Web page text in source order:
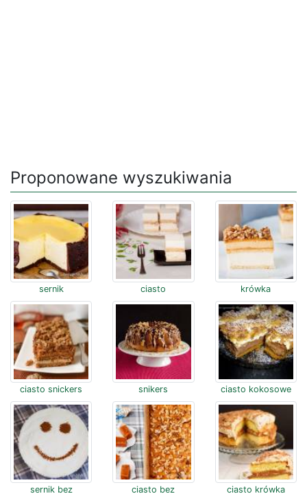
Proponowane wyszukiwania
sernik ciasto krówka
ciasto snickers snikers ciasto kokosowe
sernik bez
ciasto bez
ciasto krówka